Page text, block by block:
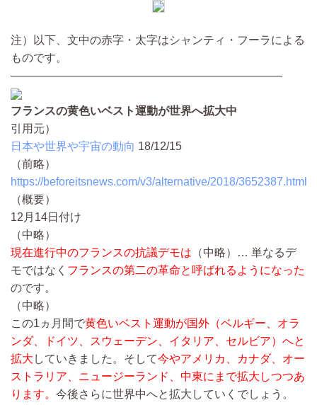
注）以下、文中の赤字・太字はシャンティ・フーラによる
ものです。
————————————————————————
フランスの黄色いベスト運動が世界へ拡大中
引用元）
日本や世界や宇宙の動向 18/12/15
（前略）
https://beforeitsnews.com/v3/alternative/2018/3652387.html
（概要）
12月14日付け
（中略）
現在進行中のフランスの抗議デモは （中略）… 単なるデ
モではなく フランスの第二の革命と呼ばれるようになった
のです。
（中略）
この1ヵ月間で黄色いベスト運動が国外（ベルギー、オラ
ンダ、ドイツ、スウェーデン、イタリア、セルビア）へと
拡大 していきました。そして今やアメリカ、カナダ、オー
ストラリア、ニュージーランド、中東にまで拡大しつつあ
ります。 今後さらに世界中へと拡大していくでしょう。